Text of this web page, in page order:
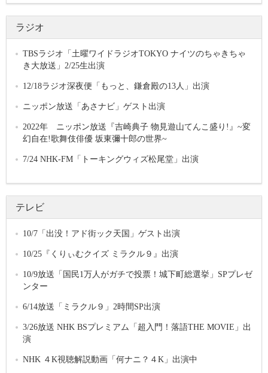
ラジオ
TBSラジオ「土曜ワイドラジオTOKYO ナイツのちゃきちゃ
き大放送」2/25生出演
12/18ラジオ深夜便「もっと、鎌倉殿の13人」出演
ニッポン放送「あさナビ」ゲスト出演
2022年 ニッポン放送『吉崎典子 物見遊山てんこ盛り!』~変
幻自在!歌舞伎俳優 坂東彌十郎の世界~
7/24 NHK-FM「トーキングウィズ松尾堂」出演
テレビ
10/7「出没！アド街ック天国」ゲスト出演
10/25『くりぃむクイズ ミラクル９』出演
10/9放送「国民1万人がガチで投票！城下町総選挙」SPプレゼ
ンター
6/14放送「ミラクル９」2時間SP出演
3/26放送 NHK BSプレミアム「超入門！落語THE MOVIE」出
演
NHK ４K視聴解説動画「何ナニ？４K」出演中